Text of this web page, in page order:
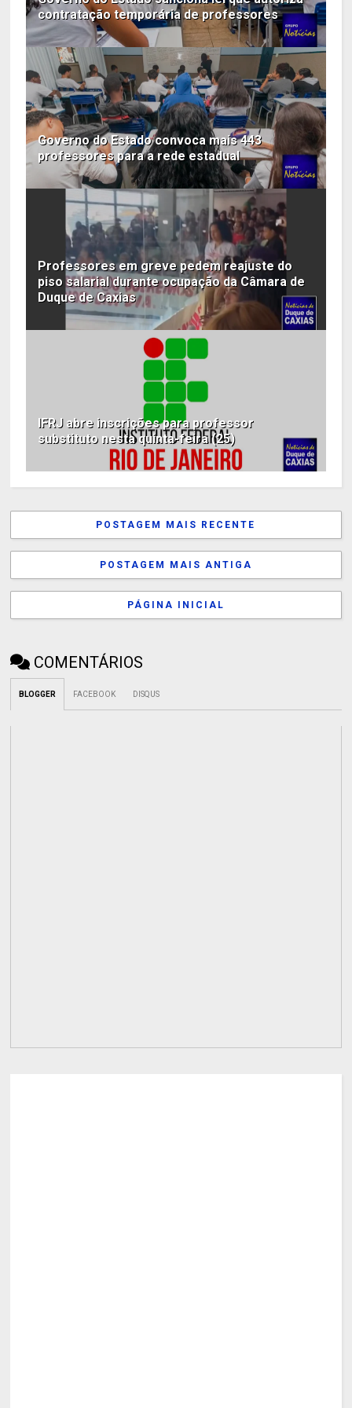
contratação temporária de professores
Governo do Estado convoca mais 443
professores para a rede estadual
Professores em greve pedem reajuste do
piso salarial durante ocupação da Câmara de
Duque de Caxias
IFRJ abre inscrições para professor
substituto nesta quinta-feira (25)
POSTAGEM MAIS RECENTE
POSTAGEM MAIS ANTIGA
PÁGINA INICIAL
COMENTÁRIOS
BLOGGER FACEBOOK DISQUS